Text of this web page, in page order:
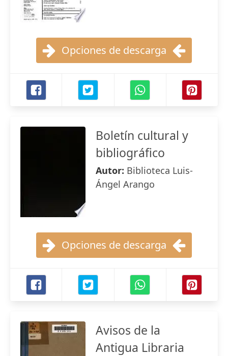
Opciones de descarga
Boletín cultural y
bibliográfico
Autor: Biblioteca Luis-
Ángel Arango
Opciones de descarga
Avisos de la
Antigua Libraria